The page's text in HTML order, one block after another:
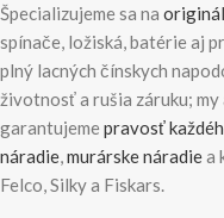
Špecializujeme sa na
spínače, ložiská, batérie aj
plný lacných čínskych
životnosť a rušia záruku;
garantujemepravosť
náradie,murárske náradiea
Felco, Silky a Fiskars.